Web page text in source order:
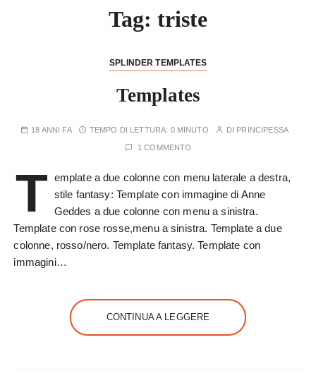
Tag: triste
SPLINDER TEMPLATES
Templates
18 ANNI FA TEMPO DI LETTURA: 0 MINUTO DI PRINCIPESSA
1 COMMENTO
T emplate a due colonne con menu laterale a destra,
stile fantasy: Template con immagine di Anne
Geddes a due colonne con menu a sinistra.
Template con rose rosse,menu a sinistra. Template a due
colonne, rosso/nero. Template fantasy. Template con
immagini…
CONTINUA A LEGGERE